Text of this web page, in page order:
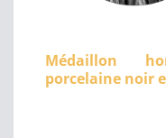
Médaillon
porcelaine noir